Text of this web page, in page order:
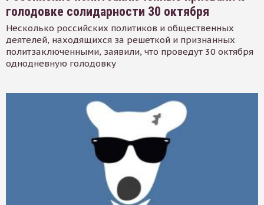
голодовке солидарности 30 октября
Несколько российских политиков и общественных
деятелей, находящихся за решеткой и признанных
политзаключенными, заявили, что проведут 30 октября
однодневную голодовку